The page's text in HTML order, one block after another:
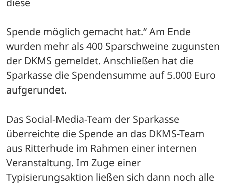
Spende möglich gemacht hat.“ Am Ende
wurden mehr als 400 Sparschweine zugunsten
der DKMS gemeldet. Anschließen hat die
Sparkasse die Spendensumme auf 5.000 Euro
aufgerundet.
Das Social-Media-Team der Sparkasse
überreichte die Spende an das DKMS-Team
aus Ritterhude im Rahmen einer internen
Veranstaltung. Im Zuge einer
Typisierungsaktion ließen sich dann noch alle